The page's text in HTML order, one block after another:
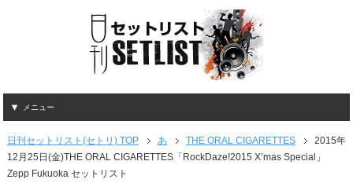
メニュー
日刊セットリスト(セトリ) TOP あ THE ORAL CIGARETTES
2015年
12月25日(金)THE ORAL CIGARETTES「RockDaze!2015 X’mas Special」
Zepp Fukuoka セットリスト